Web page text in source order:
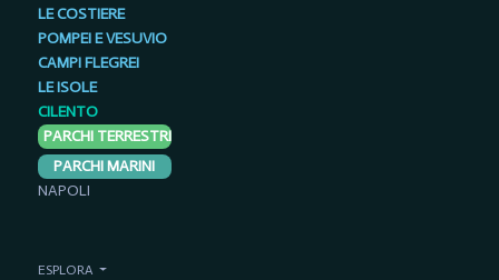
LE COSTIERE
POMPEI E VESUVIO
CAMPI FLEGREI
LE ISOLE
CILENTO
PARCHI TERRESTRI
PARCHI MARINI
NAPOLI
ESPLORA